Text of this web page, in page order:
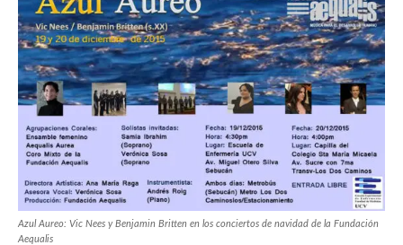
Azul Aureo: Vic Nees y Benjamin Britten en los conciertos de navidad de la Fundación
Aequalis